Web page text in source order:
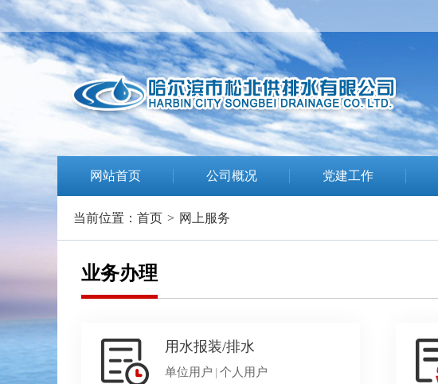
网站首页 公司概况 党建工作
当前位置： 首页 > 网上服务
业务办理
用水报装/排水
单位用户 | 个人用户